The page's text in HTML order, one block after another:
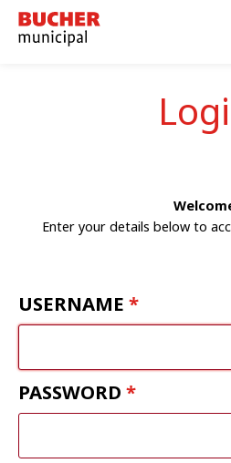
Bucher
Municipal
Enter your details below to
USERNAME
PASSWORD